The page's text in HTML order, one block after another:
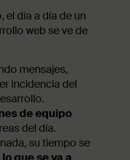
el día a día de un
web se ve de
mensajes,
incidencia del
de equipo
del día.
su tiempo se